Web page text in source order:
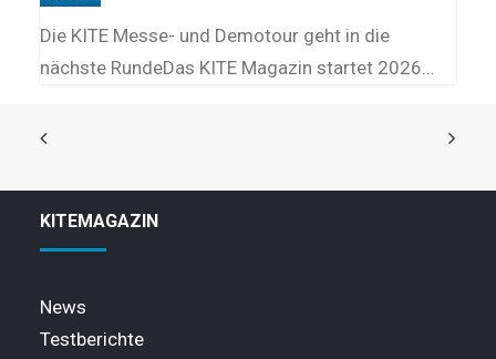
Die KITE Messe- und Demotour geht in die
nächste RundeDas KITE Magazin startet 2026…
KITEMAGAZIN
News
Testberichte